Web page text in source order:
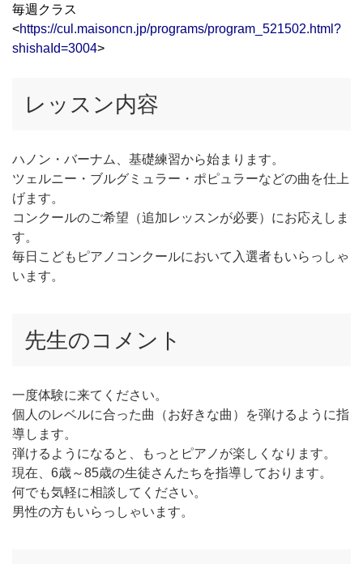
毎週クラス
<https://cul.maisoncn.jp/programs/program_521502.html?
shishaId=3004>
レッスン内容
ハノン・バーナム、基礎練習から始まります。
ツェルニー・ブルグミュラー・ポピュラーなどの曲を仕上
げます。
コンクールのご希望（追加レッスンが必要）にお応えしま
す。
毎日こどもピアノコンクールにおいて入選者もいらっしゃ
います。
先生のコメント
一度体験に来てください。
個人のレベルに合った曲（お好きな曲）を弾けるように指
導します。
弾けるようになると、もっとピアノが楽しくなります。
現在、6歳～85歳の生徒さんたちを指導しております。
何でも気軽に相談してください。
男性の方もいらっしゃいます。